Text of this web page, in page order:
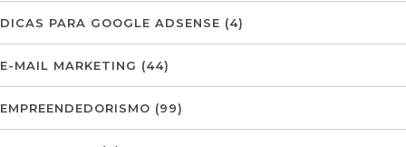
DICAS PARA GOOGLE ADSENSE (4)
E-MAIL MARKETING (44)
EMPREENDEDORISMO (99)